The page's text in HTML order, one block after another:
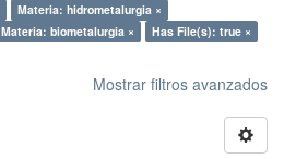
Materia: hidrometalurgia ×
Materia: biometalurgia ×
Has File(s): true ×
Mostrar filtros avanzados